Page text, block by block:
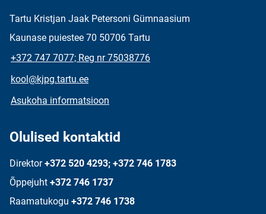
Tartu Kristjan Jaak Petersoni Gümnaasium
Kaunase puiestee 70 50706 Tartu
+372 747 7077; Reg nr 75038776
kool@kjpg.tartu.ee
Asukoha informatsioon
Olulised kontaktid
Direktor +372 520 4293; +372 746 1783
Õppejuht +372 746 1737
Raamatukogu +372 746 1738